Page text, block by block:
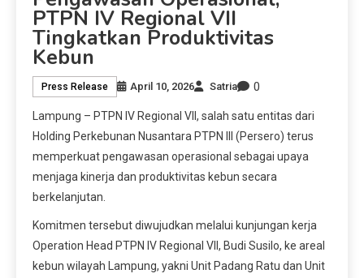
PTPN IV Regional VII
Tingkatkan Produktivitas
Kebun
Press Release April 10, 2026 Satria 0
Lampung – PTPN IV Regional VII, salah satu entitas dari
Holding Perkebunan Nusantara PTPN III (Persero) terus
memperkuat pengawasan operasional sebagai upaya
menjaga kinerja dan produktivitas kebun secara
berkelanjutan.
Komitmen tersebut diwujudkan melalui kunjungan kerja
Operation Head PTPN IV Regional VII, Budi Susilo, ke areal
kebun wilayah Lampung, yakni Unit Padang Ratu dan Unit